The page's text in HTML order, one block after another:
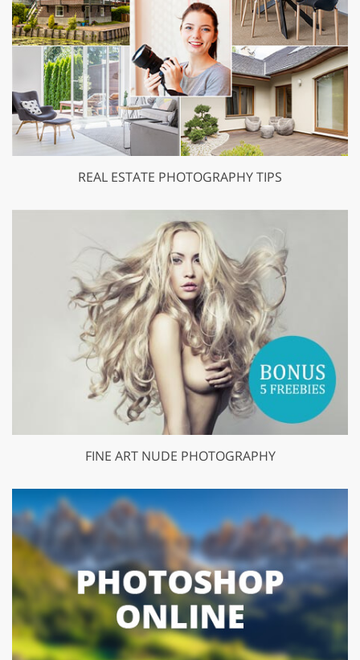
REAL ESTATE PHOTOGRAPHY TIPS
FINE ART NUDE PHOTOGRAPHY